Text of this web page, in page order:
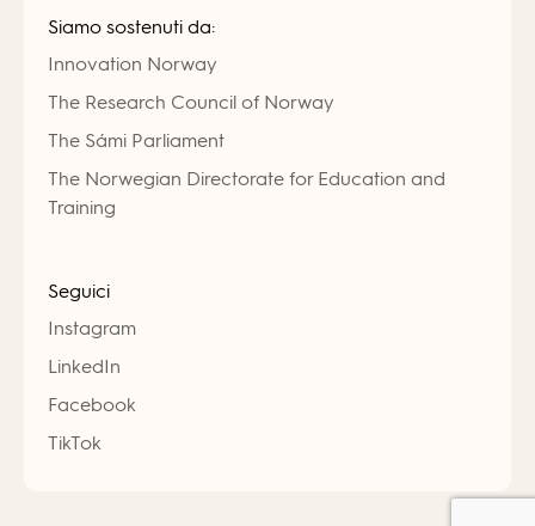
Siamo sostenuti da:
Innovation Norway
The Research Council of Norway
The Sámi Parliament
The Norwegian Directorate for Education and
Training
Seguici
Instagram
LinkedIn
Facebook
TikTok